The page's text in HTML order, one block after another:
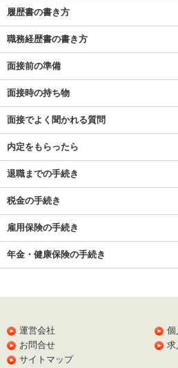
履歴書の書き方
職務経歴書の書き方
面接前の準備
面接時の持ち物
面接でよく聞かれる質問
内定をもらったら
退職までの手続き
税金の手続き
雇用保険の手続き
年金・健康保険の手続き
運営会社
個
お問合せ
求
サイトマップ